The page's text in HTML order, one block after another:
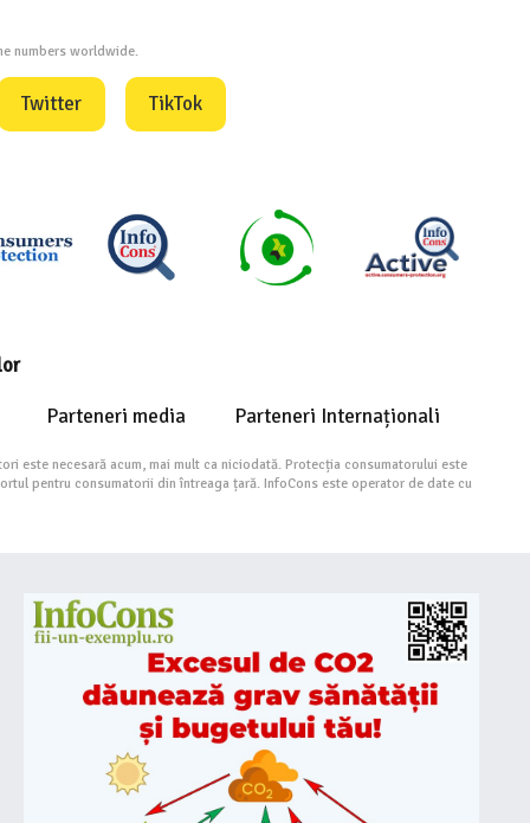
numbers worldwide.
Twitter TikTok
Parteneri media Parteneri Internaționali
este necesară acum, mai mult ca niciodată. Protecția consumatorului este
pentru consumatorii din întreaga țară. InfoCons este operator de date cu